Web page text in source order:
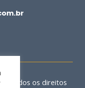
| Todos os direitos